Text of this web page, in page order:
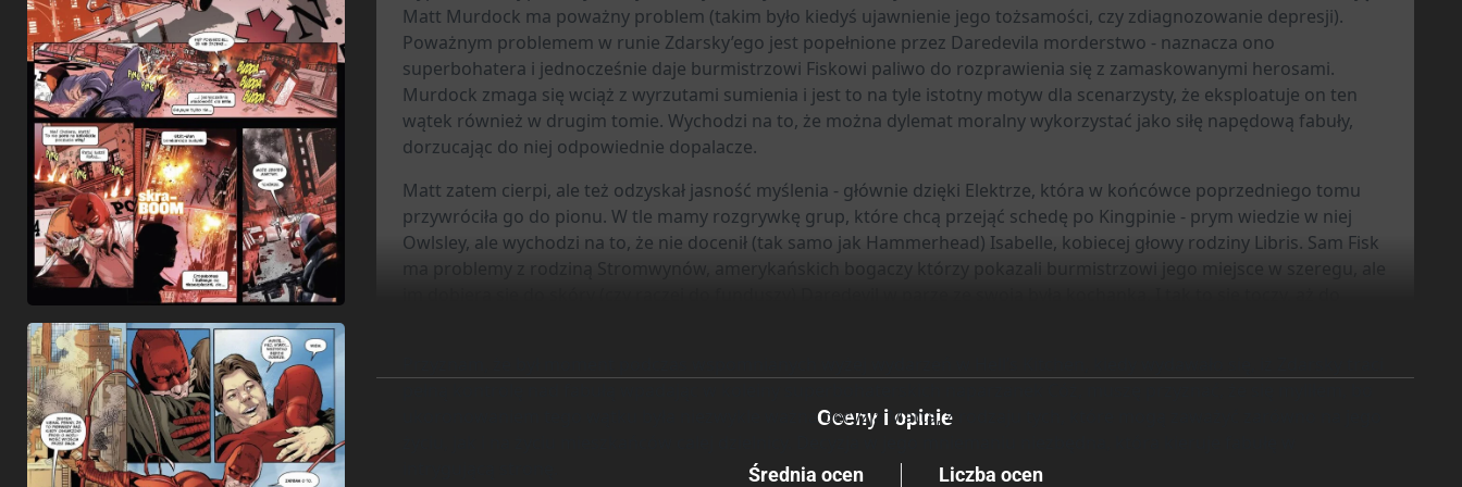
Matt Murdock ma poważny problem (takim było kiedyś ujawnienie jego tożsamości, czy zdiagnozowanie depresji).
Poważnym problemem w runie Zdarsky’ego jest popełnione przez Daredevila morderstwo - naznacza ono
superbohatera i jednocześnie daje burmistrzowi Fiskowi paliwo do rozprawienia się z zamaskowanymi herosami.
Murdock zmaga się wciąż z wyrzutami sumienia i jest to na tyle istotny motyw dla scenarzysty, że eksploatuje on ten
wątek również w drugim tomie. Wychodzi na to, że można dylemat moralny wykorzystać jako siłę napędową fabuły,
dorzucając do niej odpowiednie dopalacze.
Matt zatem cierpi, ale też odzyskał jasność myślenia - głównie dzięki Elektrze, która w końcówce poprzedniego tomu
przywróciła go do pionu. W tle mamy rozgrywkę grup, które chcą przejąć schedę po Kingpinie - prym wiedzie w niej
Owlsley, ale wychodzi na to, że nie docenił (tak samo jak Hammerhead) Isabelle, kobiecej głowy rodziny Libris. Sam Fisk
ma problemy z rodziną Stromwynów, amerykańskich bogaczy którzy pokazali burmistrzowi jego miejsce w szeregu, ale
ukoronowaniem tego wątku była niezwykle ważna decyzja Matta, z rodzaju tych, które mogą zaważyć zarówno na jego
Oceny i opinie
Średnia ocen Liczba ocen